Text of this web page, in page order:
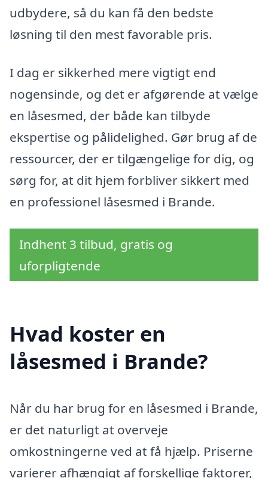
udbydere, så du kan få den bedste
løsning til den mest favorable pris.
I dag er sikkerhed mere vigtigt end
nogensinde, og det er afgørende at vælge
en låsesmed, der både kan tilbyde
ekspertise og pålidelighed. Gør brug af de
ressourcer, der er tilgængelige for dig, og
sørg for, at dit hjem forbliver sikkert med
en professionel låsesmed i Brande.
Indhent 3 tilbud, gratis og
uforpligtende
Hvad koster en
låsesmed i Brande?
Når du har brug for en låsesmed i Brande,
er det naturligt at overveje
omkostningerne ved at få hjælp. Priserne
varierer afhængigt af forskellige faktorer,